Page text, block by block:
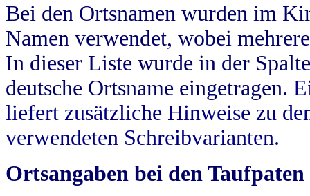
Bei den Ortsnamen wurden im
Namen verwendet, wobei
In dieser Liste wurde in der
deutsche Ortsname eingetragen.
liefert zusätzliche Hinweise zu
verwendeten Schreibvarianten.
Ortsangaben bei den Taufpaten